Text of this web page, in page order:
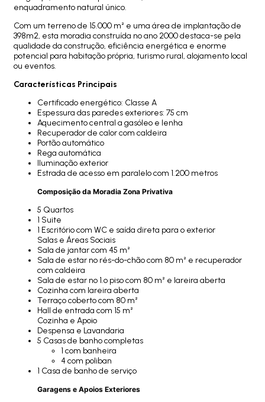
enquadramento natural único.
Com um terreno de 15.000 m² e uma área de implantação de
398m2, esta moradia construída no ano 2000 destaca-se pela
qualidade da construção, eficiência energética e enorme
potencial para habitação própria, turismo rural, alojamento local
ou eventos.
Características Principais
Certificado energético: Classe A
Espessura das paredes exteriores: 75 cm
Aquecimento central a gasóleo e lenha
Recuperador de calor com caldeira
Portão automático
Rega automática
Iluminação exterior
Estrada de acesso em paralelo com 1.200 metros
Composição da Moradia Zona Privativa
5 Quartos
1 Suite
1 Escritório com WC e saída direta para o exterior
Salas e Áreas Sociais
Sala de jantar com 45 m²
Sala de estar no rés-do-chão com 80 m² e recuperador
com caldeira
Sala de estar no 1.º piso com 80 m² e lareira aberta
Cozinha com lareira aberta
Terraço coberto com 80 m²
Hall de entrada com 15 m²
Cozinha e Apoio
Despensa e Lavandaria
5 Casas de banho completas
1 com banheira
4 com poliban
1 Casa de banho de serviço
Garagens e Apoios Exteriores